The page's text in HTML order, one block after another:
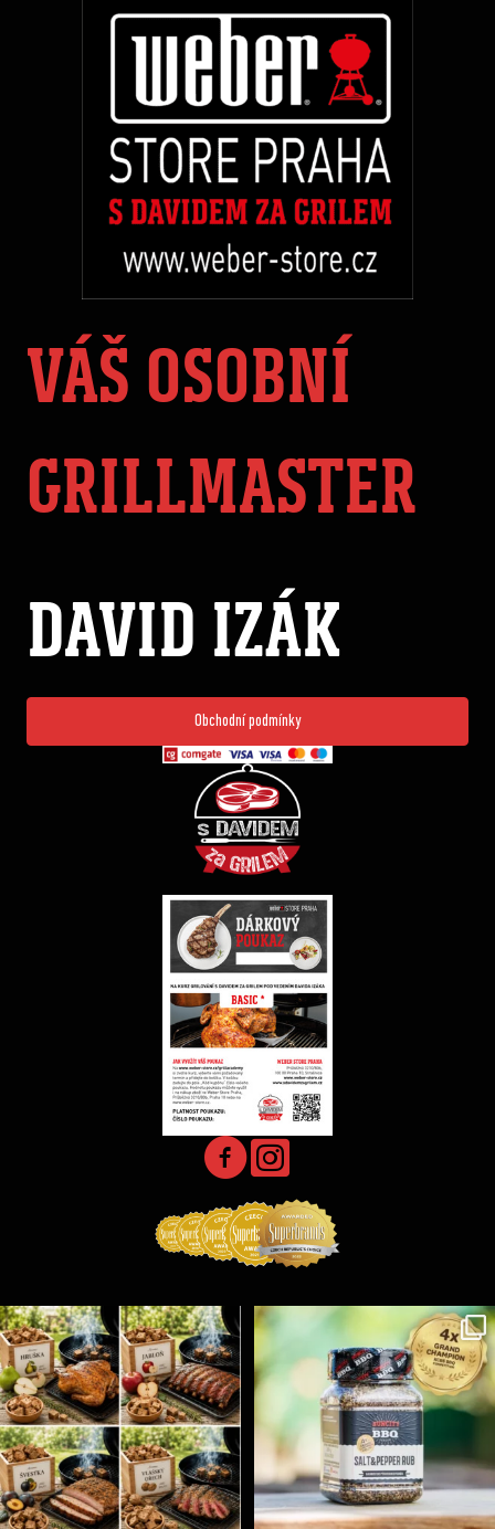
VÁŠ OSOBNÍ
GRILLMASTER
DAVID IZÁK
Obchodní podmínky
Udící špalíky - BORN TO SMOKE - různé druhy k...
1 0
Koření Suncity – autentická BBQ chuť u vás doma!...
1 0